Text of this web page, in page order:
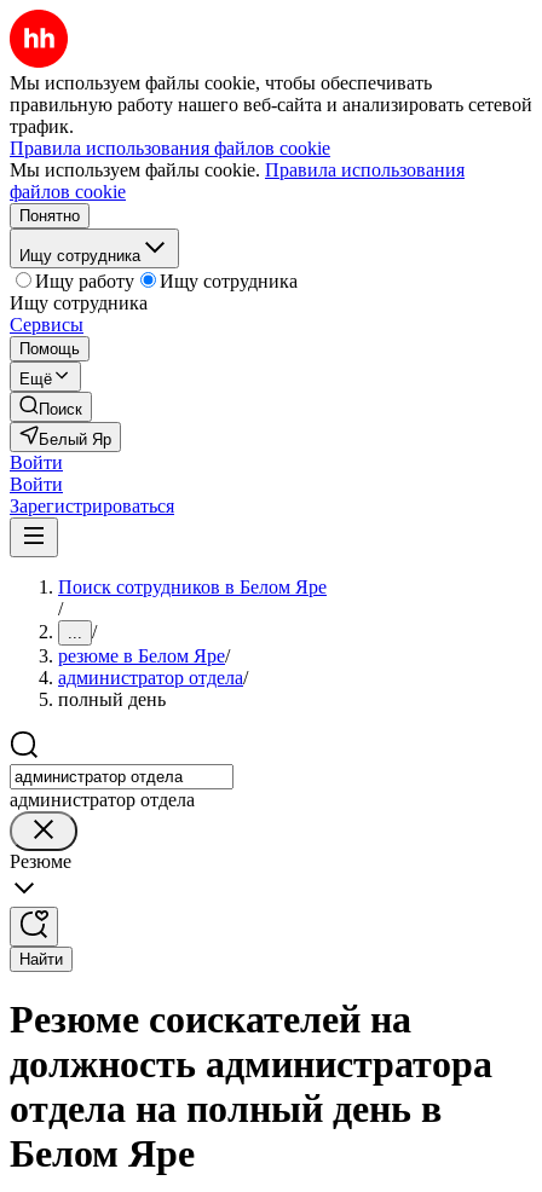
Мы используем файлы cookie, чтобы обеспечивать
правильную работу нашего веб-сайта и анализировать сетевой
трафик.
Правила использования файлов cookie
Мы используем файлы cookie. Правила использования
файлов cookie
Понятно
Ищу сотрудника
Ищу работу
Ищу сотрудника
Ищу сотрудника
Сервисы
Помощь
Ещё
Поиск
Белый Яр
Войти
Войти
Зарегистрироваться
Поиск сотрудников в Белом Яре
/
... /
резюме в Белом Яре/
администратор отдела/
полный день
администратор отдела
Резюме
Найти
Резюме соискателей на
должность администратора
отдела на полный день в
Белом Яре